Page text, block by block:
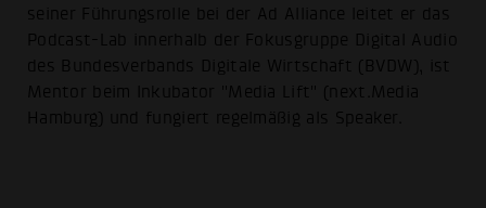
seiner Führungsrolle bei der Ad Alliance leitet er das
Podcast-Lab innerhalb der Fokusgruppe Digital Audio
des Bundesverbands Digitale Wirtschaft (BVDW), ist
Mentor beim Inkubator "Media Lift" (next.Media
Hamburg) und fungiert regelmäßig als Speaker.